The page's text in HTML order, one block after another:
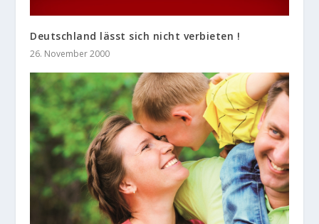
Deutschland lässt sich nicht verbieten !
26. November 2000